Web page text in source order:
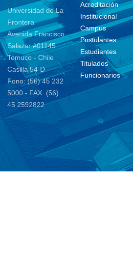
Universidad de La
Frontera
Avenida Francisco
Salazar #01145
Temuco - Chile
Casilla 54-D
Fono: (56) 45 232
5000 - FAX: (56)
45 2592822
Acreditación
Institucional
Campus
Postulantes
Estudiantes
Titulados
Funcionarios